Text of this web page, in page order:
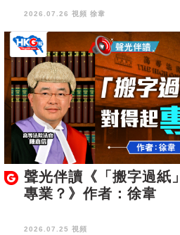
2026.07.26 視頻 徐韋
聲光伴讀《「搬字過紙
專業？》作者：徐韋
2026.07.25 視頻